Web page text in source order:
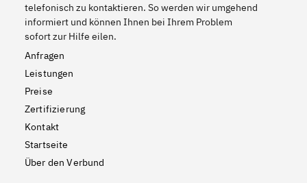
telefonisch zu kontaktieren. So werden wir umgehend
informiert und können Ihnen bei Ihrem Problem
sofort zur Hilfe eilen.
Anfragen
Leistungen
Preise
Zertifizierung
Kontakt
Startseite
Über den Verbund